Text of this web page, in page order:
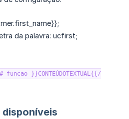
;
da palavra: ucfirst;
funcao }}CONTEÚDOTEXTUAL{{/
disponíveis